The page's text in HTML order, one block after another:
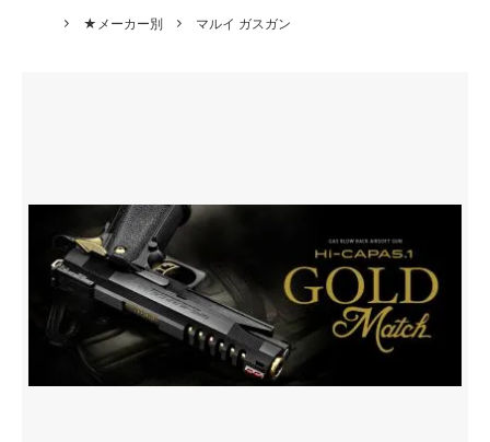
★メーカー別
マルイ ガスガン